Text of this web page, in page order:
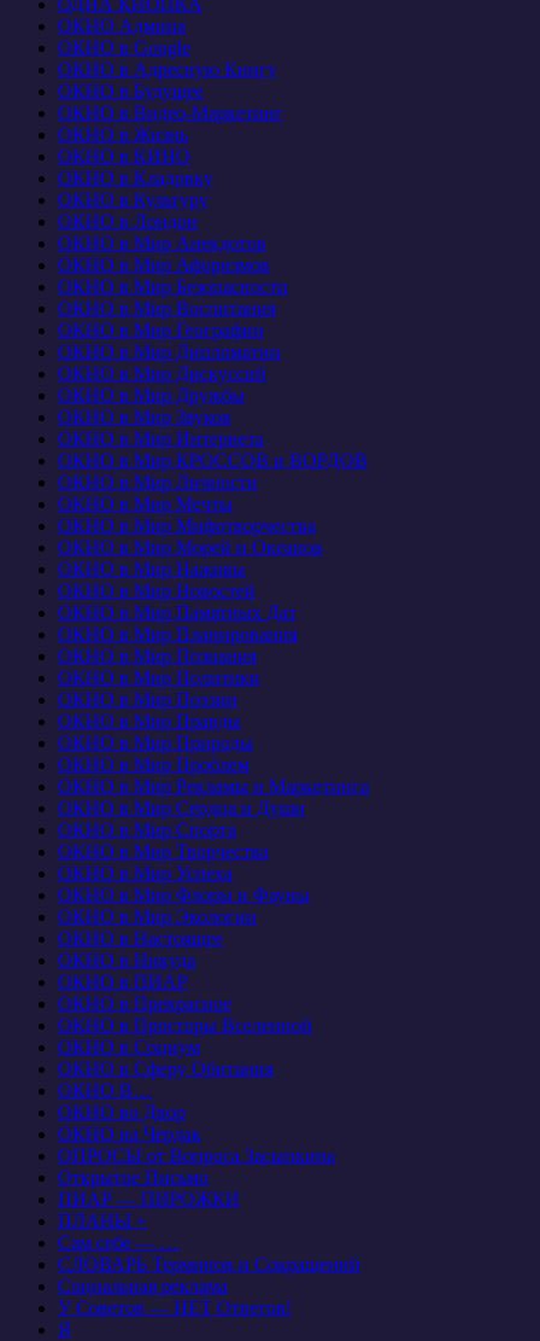
ОДНА КНОПКА
ОКНО Админа
ОКНО в Google
ОКНО в Адресную Книгу
ОКНО в Будущее
ОКНО в Видео-Маркетинг
ОКНО в Жизнь
ОКНО в КИНО
ОКНО в Кладовку
ОКНО в Культуру
ОКНО в Лондон
ОКНО в Мир Анекдотов
ОКНО в Мир Афоризмов
ОКНО в Мир Безопасности
ОКНО в Мир Воспитания
ОКНО в Мир Географии
ОКНО в Мир Дипломатии
ОКНО в Мир Дискуссий
ОКНО в Мир Дружбы
ОКНО в Мир Звуков
ОКНО в Мир Интернета
ОКНО в Мир КРОССОВ и ВОРДОВ
ОКНО в Мир Личности
ОКНО в Мир Мечты
ОКНО в Мир Мифотворчества
ОКНО в Мир Морей и Океанов
ОКНО в Мир Наживы
ОКНО в Мир Новостей
ОКНО в Мир Памятных Дат
ОКНО в Мир Планирования
ОКНО в Мир Познания
ОКНО в Мир Политики
ОКНО в Мир Поэзии
ОКНО в Мир Правды
ОКНО в Мир Природы
ОКНО в Мир Проблем
ОКНО в Мир Рекламы и Маркетинга
ОКНО в Мир Сердца и Души
ОКНО в Мир Спорта
ОКНО в Мир Творчества
ОКНО в Мир Успеха
ОКНО в Мир Флоры и Фауны
ОКНО в Мир Экологии
ОКНО в Настоящее
ОКНО в Никуда
ОКНО в ПИАР
ОКНО в Прекрасное
ОКНО в Просторы Вселенной
ОКНО в Социум
ОКНО в Сферу Обитания
ОКНО В…
ОКНО во Двор
ОКНО на Чердак
ОПРОСЫ от Вопроса Засыпкина
Открытое Письмо
ПИАР — ПИРОЖКИ
ПЛАНЫ +
Сам себе — …
СЛОВАРЬ Терминов и Сокращений
Социальная реклама
У Советов — НЕТ Ответов!
Я